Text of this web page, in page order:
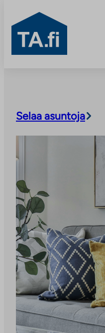
TA.fi
Selaa asuntoja